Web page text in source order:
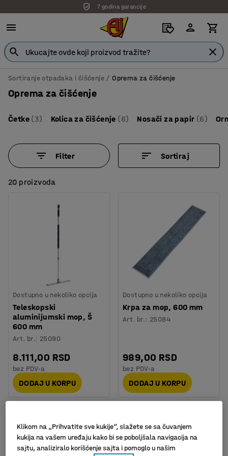
7 godina garancije
Sortiranje otpadaka i čišćenje Oprema za čišćenje
Oprema za čišćenje
Četke (3) Kolica za čišćenje (6) Nosači za papir (6)
Filter Sortiraj
20 proizvoda
Dostupno u nekoliko opcija
Teleskopski
aluminijumski mop, Š
600 mm
Art. br.: 25090
8.111,00 RSD
bez PDV-a
DODAJ U KORPU
Dostupno u nekoliko opcija
Krpa za mop, 600 mm
Art. br.: 25084
989,00 RSD
bez PDV-a
DODAJ U KORPU
Klikom na „Prihvatite sve kukije“, slažete se sa čuvanjem
kukija na vašem uređaju kako bi se poboljšala navigacija na
sajtu, analiziralo korišćenje sajta i pomoglo u našim